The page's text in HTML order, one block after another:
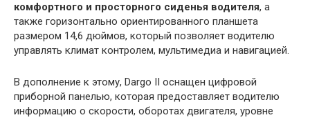
комфортного и просторного сиденья водителя, а
также горизонтально ориентированного планшета
размером 14,6 дюймов, который позволяет водителю
управлять климат контролем, мультимедиа и навигацией.
В дополнение к этому, Dargo II оснащен цифровой
приборной панелью, которая предоставляет водителю
информацию о скорости, оборотах двигателя, уровне